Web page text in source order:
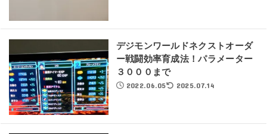
デジモンワールドネクストオーダ
ー戦闘効率育成法！パラメーター
３０００まで
2022.06.05 2025.07.14